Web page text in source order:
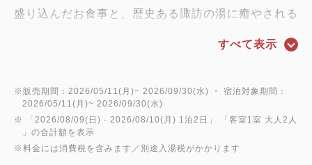
盛り込んだお食事と、歴史ある諏訪の湯に癒やされる
諏訪湖畔の散策や観光の拠点として、まずはこのプラ
夕朝食ともに、食事処にて。
●ご夕食は、季節ごと地産地消を中心とした料理をお
すべて表示
※販売期間：2026/05/11(月)~ 2026/09/30(水) ・ 宿泊対象期間：
2026/05/11(月)~ 2026/09/30(水)
※ 「 2026/08/09(日) - 2026/08/10(月) 1泊2日 」 「客室1室 大人2人
」の合計額を表示
※料金には消費税を含みます／別途入湯税がかかります